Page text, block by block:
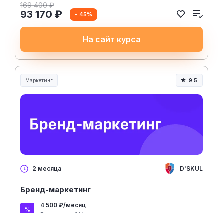
169 400 ₽
93 170 ₽ - 45%
На сайт курса
Маркетинг 9.5
2 месяца D'SKUL
Бренд-маркетинг
4 500 ₽/месяц